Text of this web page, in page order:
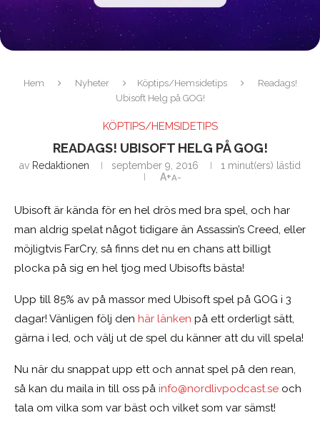
Hem Nyheter Köptips/Hemsidetips
Readags!
Ubisoft Helg på GOG!
KÖPTIPS/HEMSIDETIPS
READAGS! UBISOFT HELG PÅ GOG!
av Redaktionen september 9, 2016
1 minut(ers) lästid
A+A-
Ubisoft är kända för en hel drös med bra spel, och har
man aldrig spelat något tidigare än Assassin’s Creed, eller
möjligtvis FarCry, så finns det nu en chans att billigt
plocka på sig en hel tjog med Ubisofts bästa!
Upp till 85% av på massor med Ubisoft spel på GOG i 3
dagar! Vänligen följ den här länken på ett orderligt sätt,
gärna i led, och välj ut de spel du känner att du vill spela!
Nu när du snappat upp ett och annat spel på den rean,
så kan du maila in till oss på info@nordlivpodcast.se och
tala om vilka som var bäst och vilket som var sämst!